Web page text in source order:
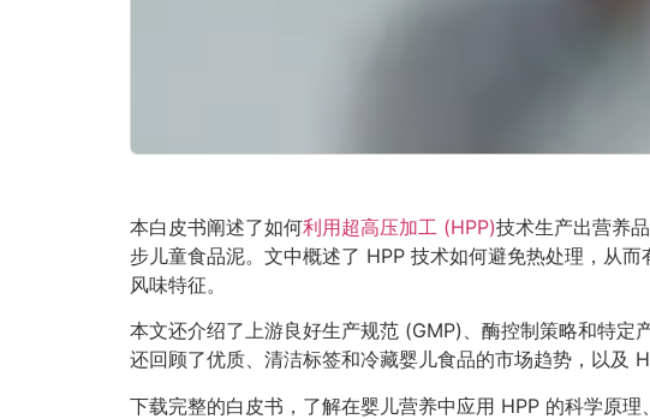
本白皮书阐述了如何利用超高压加工 (HPP)技术生产出营养
步儿童食品泥。文中概述了 HPP 技术如何避免热处理，从
风味特征。
本文还介绍了上游良好生产规范 (GMP)、酶控制策略和特定
还回顾了优质、清洁标签和冷藏婴儿食品的市场趋势，以及
下载完整的白皮书，了解在婴儿营养中应用 HPP 的科学原理